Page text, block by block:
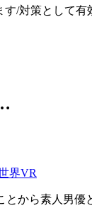
/対策として
界VR
から素人男